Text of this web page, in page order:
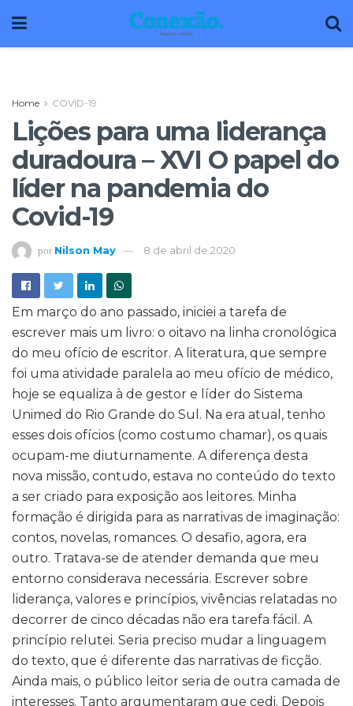
Home COVID-19
Lições para uma liderança
duradoura – XVI O papel do
líder na pandemia do
Covid-19
por Nilson May 8 de abril de 2020
Em março do ano passado, iniciei a tarefa de
escrever mais um livro: o oitavo na linha cronológica
do meu ofício de escritor. A literatura, que sempre
foi uma atividade paralela ao meu ofício de médico,
hoje se equaliza à de gestor e líder do Sistema
Unimed do Rio Grande do Sul. Na era atual, tenho
esses dois ofícios (como costumo chamar), os quais
ocupam-me diuturnamente. A diferença desta
nova missão, contudo, estava no conteúdo do texto
a ser criado para exposição aos leitores. Minha
formação é dirigida para as narrativas de imaginação:
contos, novelas, romances. O desafio, agora, era
outro. Tratava-se de atender demanda que meu
entorno considerava necessária. Escrever sobre
liderança, valores e princípios, vivências relatadas no
decorrer de cinco décadas não era tarefa fácil. A
princípio relutei. Seria preciso mudar a linguagem
do texto, que é diferente das narrativas de ficção.
Ainda mais, o público leitor seria de outra camada de
interesses. Tanto argumentaram que cedi. Depois